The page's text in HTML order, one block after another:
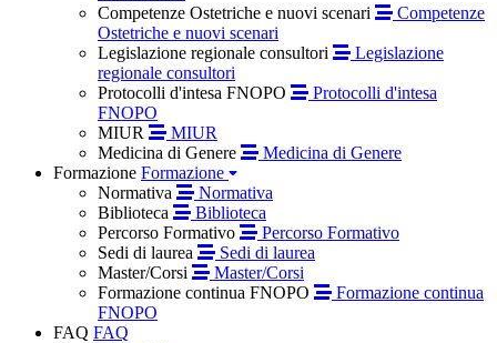
Competenze Ostetriche e nuovi scenari
Competenze
Ostetriche e nuovi scenari
Legislazione regionale consultori
Legislazione
regionale consultori
Protocolli d'intesa FNOPO
Protocolli d'intesa
FNOPO
MIUR
MIUR
Medicina di Genere
Medicina di Genere
Formazione Formazione
Normativa
Normativa
Biblioteca
Biblioteca
Percorso Formativo
Percorso Formativo
Sedi di laurea
Sedi di laurea
Master/Corsi
Master/Corsi
Formazione continua FNOPO
Formazione continua
FNOPO
FAQ FAQ